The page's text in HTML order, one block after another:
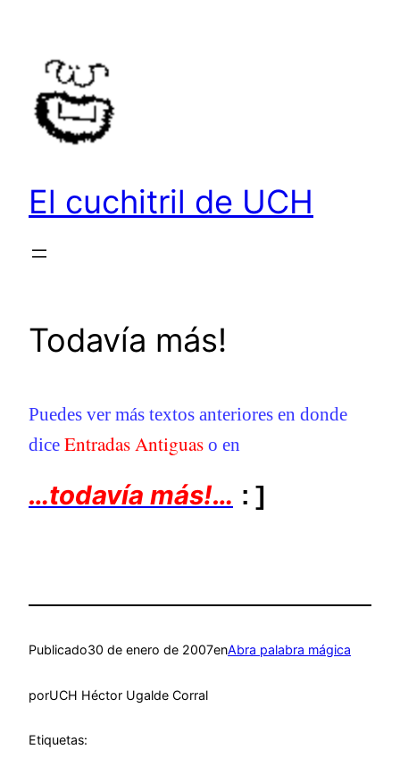
contenido
El cuchitril de UCH
Todavía más!
Puedes ver más textos anteriores en donde
dice Entradas Antiguas o en
…todavía más!… :]
Publicado30 de enero de 2007enAbra palabra mágica
porUCH Héctor Ugalde Corral
Etiquetas: